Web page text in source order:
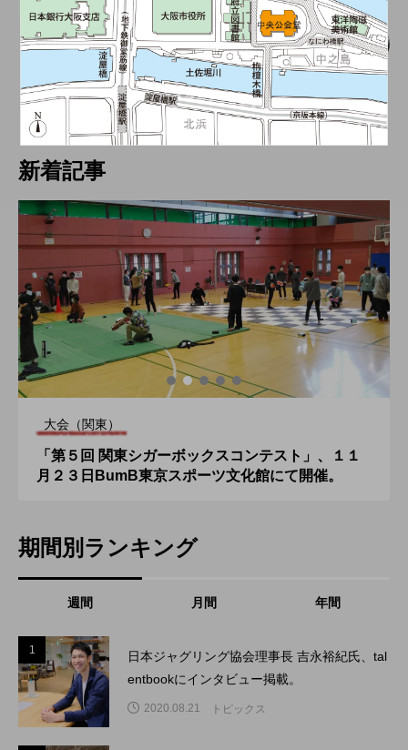
【中止】「第六回 中部学生ジャグリング
大会」、webサイトを公開。
nozaki
2019.10.11
新着記事
大会（関東）
「第５回 関東シガーボックスコンテスト」、１１
月２３日BumB東京スポーツ文化館にて開催。
期間別ランキング
週間 月間 年間
1
日本ジャグリング協会理事長 吉永裕紀氏、tal
entbookにインタビュー掲載。
2020.08.21 トピックス